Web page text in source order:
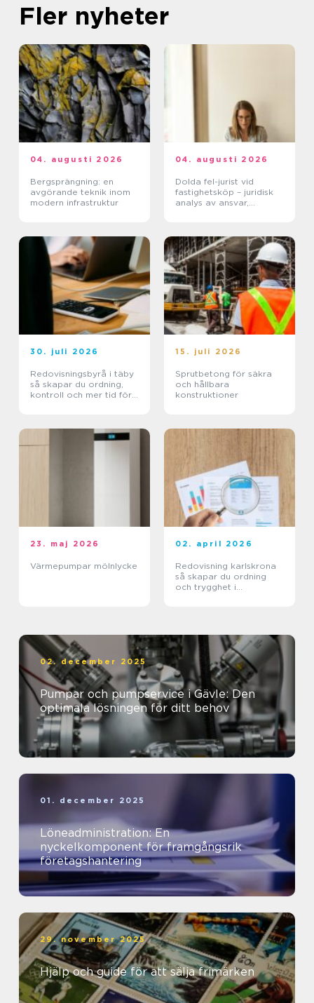
Fler nyheter
04. augusti 2026
Bergsprängning: en
avgörande teknik inom
modern infrastruktur
04. augusti 2026
Dolda fel-jurist vid
fastighetsköp – juridisk
analys av ansvar,
30. juli 2026
Redovisningsbyrå i täby
så skapar du ordning,
kontroll och mer tid för
15. juli 2026
Sprutbetong för säkra
och hållbara
konstruktioner
23. maj 2026
Värmepumpar mölnlycke
02. april 2026
Redovisning karlskrona
så skapar du ordning
och trygghet i
02. december 2025
Pumpar och pumpservice i Gävle: Den
optimala lösningen för ditt behov
01. december 2025
Löneadministration: En
nyckelkomponent för framgångsrik
företagshantering
29. november 2025
Hjälp och guide för att sälja frimärken